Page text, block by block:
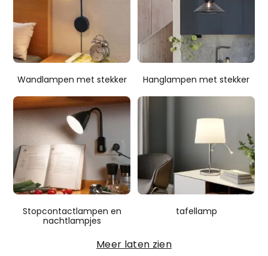
Wandlampen met stekker Hanglampen met stekker
Stopcontactlampen en
nachtlampjes
tafellamp
Meer laten zien